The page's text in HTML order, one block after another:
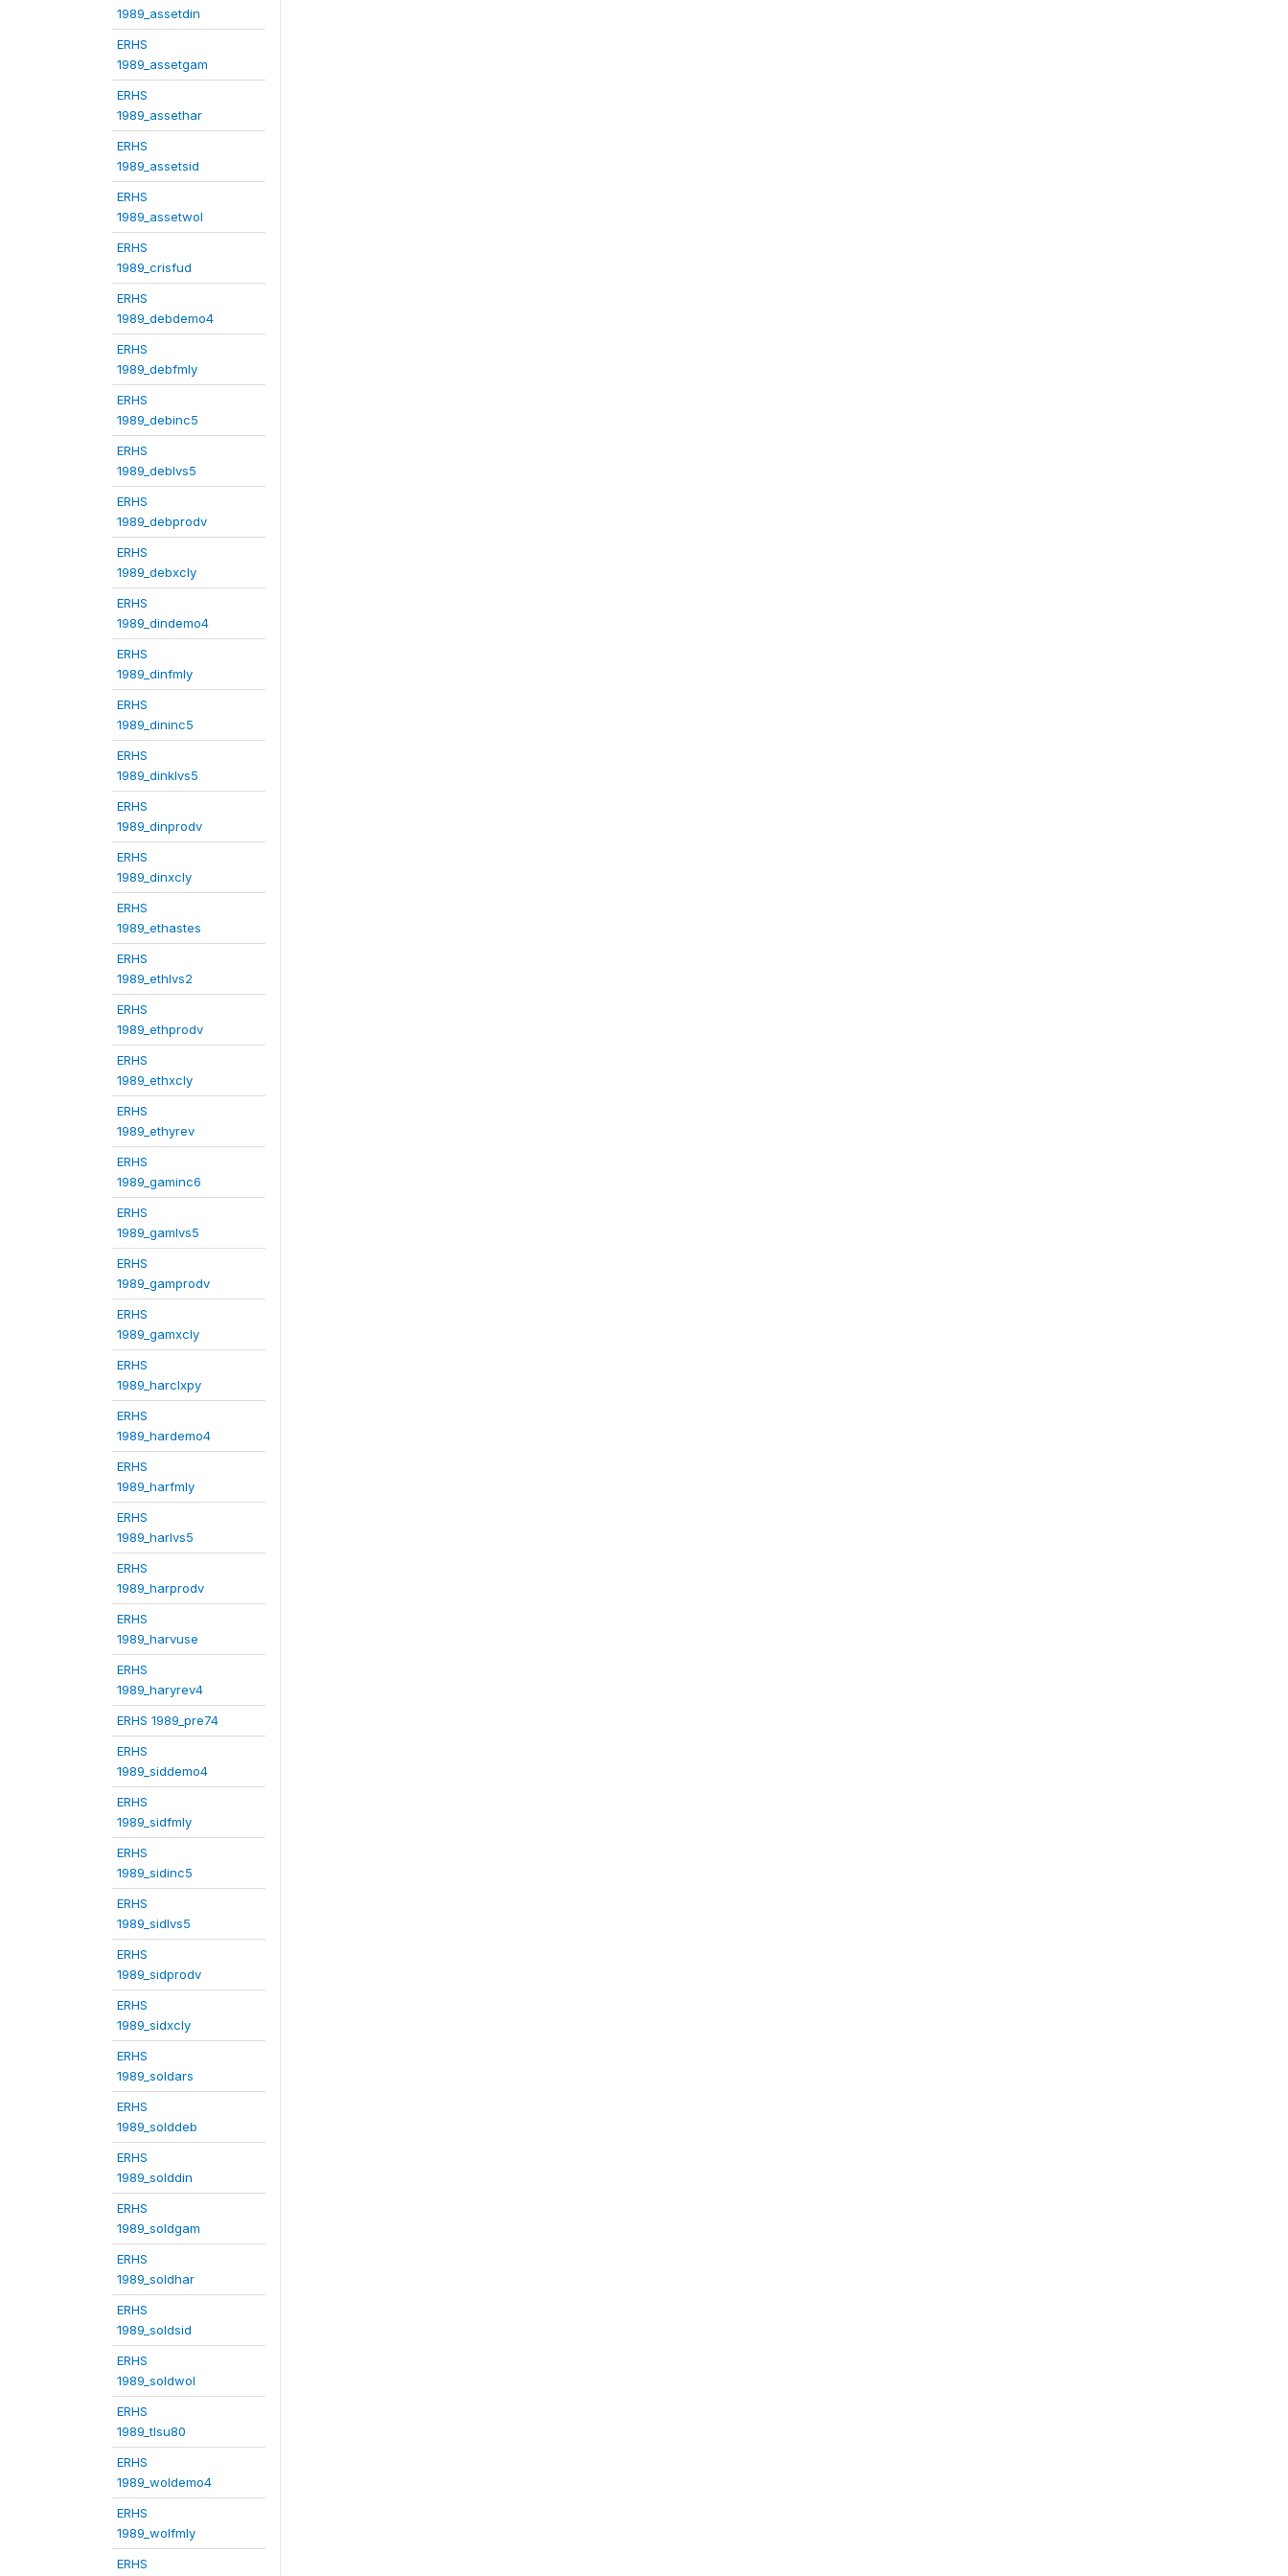
1989_assetdin
ERHS
1989_assetgam
ERHS
1989_assethar
ERHS
1989_assetsid
ERHS
1989_assetwol
ERHS
1989_crisfud
ERHS
1989_debdemo4
ERHS
1989_debfmly
ERHS
1989_debinc5
ERHS
1989_deblvs5
ERHS
1989_debprodv
ERHS
1989_debxcly
ERHS
1989_dindemo4
ERHS
1989_dinfmly
ERHS
1989_dininc5
ERHS
1989_dinklvs5
ERHS
1989_dinprodv
ERHS
1989_dinxcly
ERHS
1989_ethastes
ERHS
1989_ethlvs2
ERHS
1989_ethprodv
ERHS
1989_ethxcly
ERHS
1989_ethyrev
ERHS
1989_gaminc6
ERHS
1989_gamlvs5
ERHS
1989_gamprodv
ERHS
1989_gamxcly
ERHS
1989_harclxpy
ERHS
1989_hardemo4
ERHS
1989_harfmly
ERHS
1989_harlvs5
ERHS
1989_harprodv
ERHS
1989_harvuse
ERHS
1989_haryrev4
ERHS 1989_pre74
ERHS
1989_siddemo4
ERHS
1989_sidfmly
ERHS
1989_sidinc5
ERHS
1989_sidlvs5
ERHS
1989_sidprodv
ERHS
1989_sidxcly
ERHS
1989_soldars
ERHS
1989_solddeb
ERHS
1989_solddin
ERHS
1989_soldgam
ERHS
1989_soldhar
ERHS
1989_soldsid
ERHS
1989_soldwol
ERHS
1989_tlsu80
ERHS
1989_woldemo4
ERHS
1989_wolfmly
ERHS